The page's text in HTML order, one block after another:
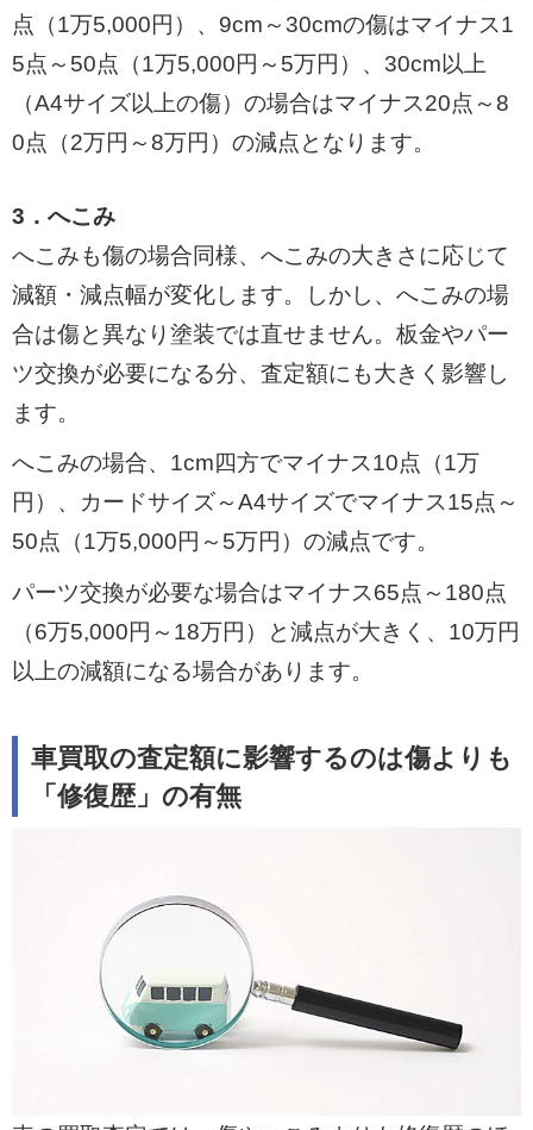
点（1万5,000円）、9cm～30cmの傷はマイナス1
5点～50点（1万5,000円～5万円）、30cm以上
（A4サイズ以上の傷）の場合はマイナス20点～8
0点（2万円～8万円）の減点となります。
3．へこみ
へこみも傷の場合同様、へこみの大きさに応じて
減額・減点幅が変化します。しかし、へこみの場
合は傷と異なり塗装では直せません。板金やパー
ツ交換が必要になる分、査定額にも大きく影響し
ます。
へこみの場合、1cm四方でマイナス10点（1万
円）、カードサイズ～A4サイズでマイナス15点～
50点（1万5,000円～5万円）の減点です。
パーツ交換が必要な場合はマイナス65点～180点
（6万5,000円～18万円）と減点が大きく、10万円
以上の減額になる場合があります。
車買取の査定額に影響するのは傷よりも
「修復歴」の有無